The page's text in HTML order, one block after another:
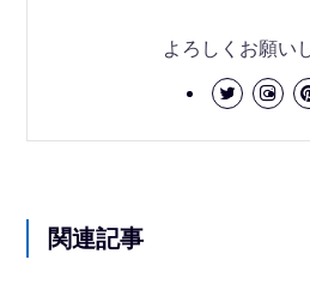
よろしくお願い
関連記事